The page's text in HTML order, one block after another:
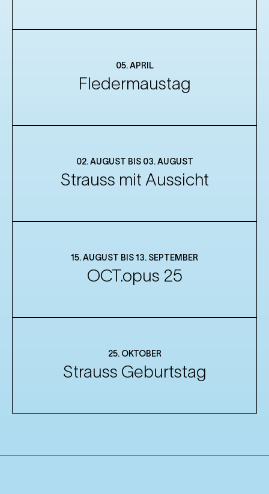
05. APRIL
Fledermaustag
02. AUGUST BIS 03. AUGUST
Strauss mit Aussicht
15. AUGUST BIS 13. SEPTEMBER
OCT.opus 25
25. OKTOBER
Strauss Geburtstag